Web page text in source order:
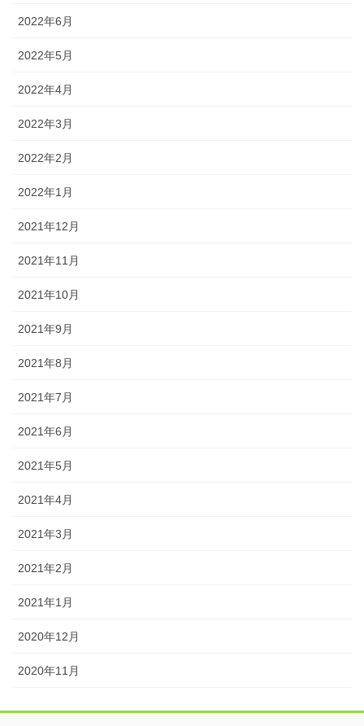
2022年6月
2022年5月
2022年4月
2022年3月
2022年2月
2022年1月
2021年12月
2021年11月
2021年10月
2021年9月
2021年8月
2021年7月
2021年6月
2021年5月
2021年4月
2021年3月
2021年2月
2021年1月
2020年12月
2020年11月